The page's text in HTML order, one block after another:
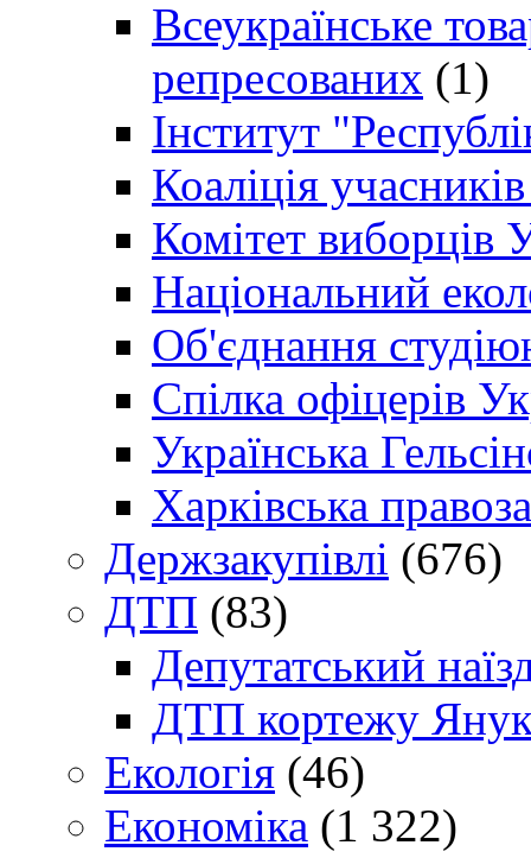
Всеукраїнське
репресованих (1)
Інститут
Коаліція
Комітет виборців
Національний
Об'єднання
Спілка офіцерів
Українська
Харківська
Держзакупівлі (676)
ДТП (83)
Депутатський
ДТП кортежу
Екологія (46)
Економіка (1 322)